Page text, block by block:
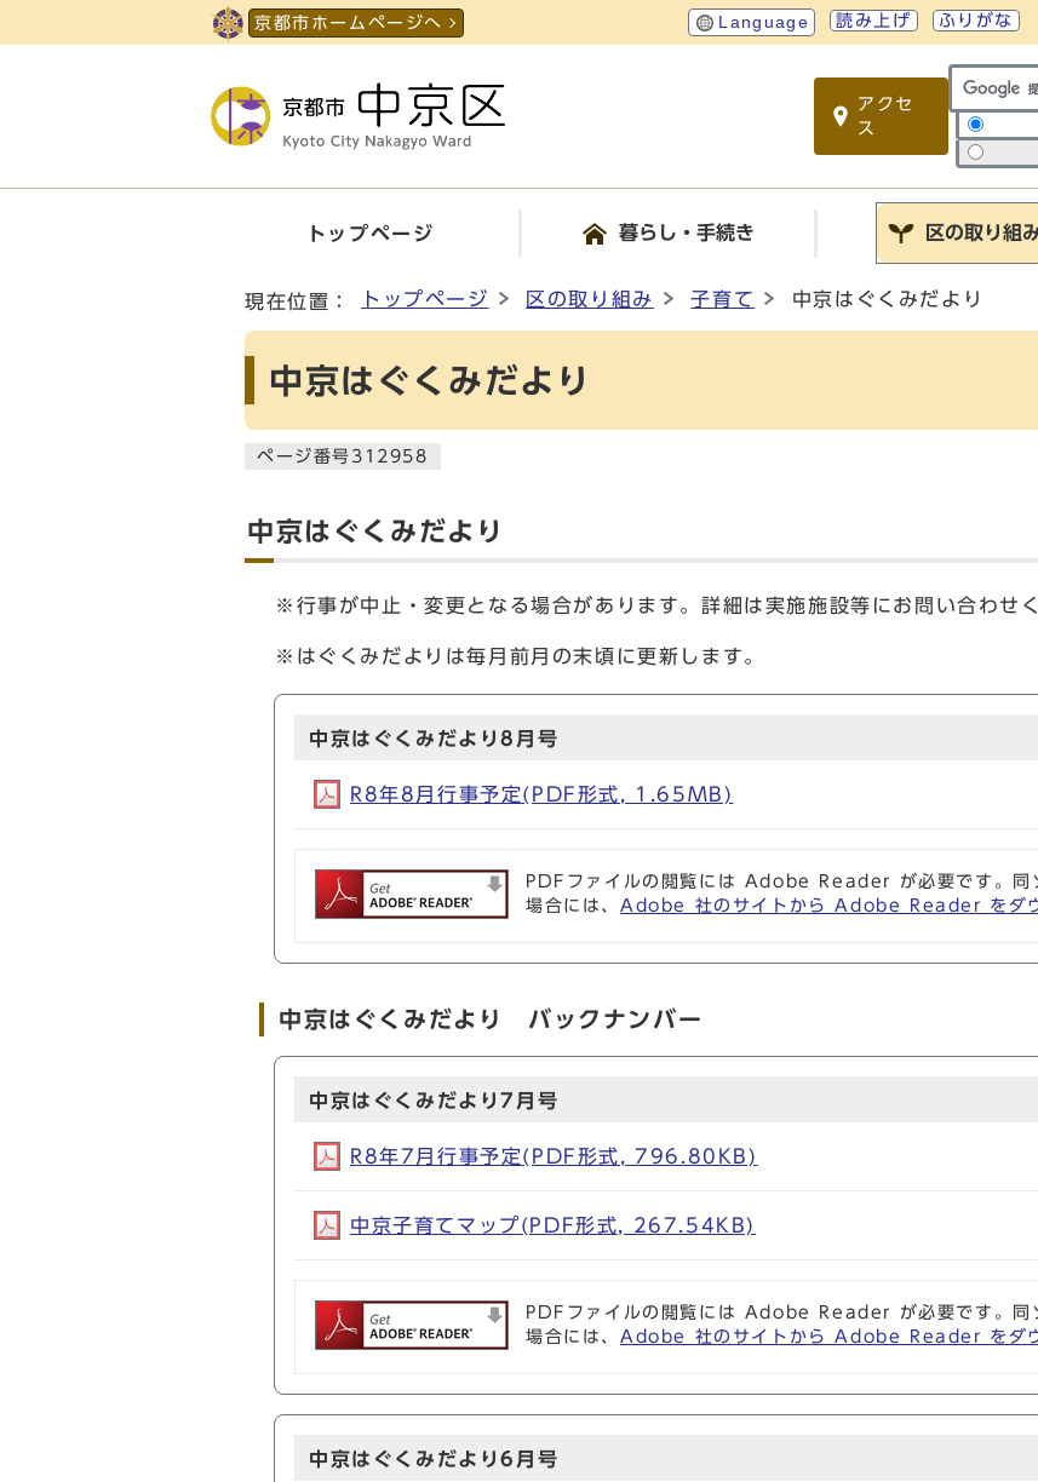
京都市ホームページへ Language 読み上げ ふりがな
アクセ
ス
サイト内
トップページ 暮らし・手続き 区の取り組
現在位置： トップページ 区の取り組み 子育て 中京はぐくみだより
中京はぐくみだより
ページ番号312958
中京はぐくみだより
※行事が中止・変更となる場合があります。詳細は実施施設等にお問い合わせく
※はぐくみだよりは毎月前月の末頃に更新します。
中京はぐくみだより8月号
R8年8月行事予定(PDF形式, 1.65MB)
PDFファイルの閲覧には Adobe Reader が必要です。同
場合には、 Adobe 社のサイトから Adobe Reader をダウ
中京はぐくみだより バックナンバー
中京はぐくみだより7月号
R8年7月行事予定(PDF形式, 796.80KB)
中京子育てマップ(PDF形式, 267.54KB)
PDFファイルの閲覧には Adobe Reader が必要です。同
場合には、 Adobe 社のサイトから Adobe Reader をダウ
中京はぐくみだより6月号